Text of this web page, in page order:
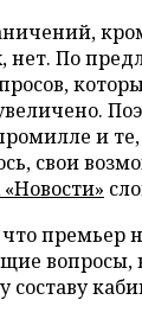
нет. По
и
свои
премьер
вопросы,
составу